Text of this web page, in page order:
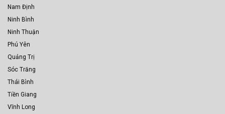
Nam Định
Ninh Bình
Ninh Thuận
Phú Yên
Quảng Trị
Sóc Trăng
Thái Bình
Tiền Giang
Vĩnh Long